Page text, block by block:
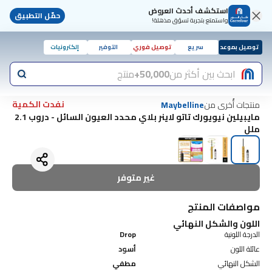
استكشف أحدث العروض
واستمتع بتجربة تسوّق مذهلة! حمّل التطبيق
توصيل بموعد سريع توصيل فوري التوفير إلكترونيات
ابحث بين أكثر من50,000+ منتج
منتجات أُخرى منMaybelline
نفدت الكمية
مايبيلين نيويورك تاتو لاينر بلاي محدد العيون السائل - دروب 2.1
ملل
غير متوفر
مواصفات المنتج
اللون والشكل النهائي
الدرجة اللونية
Drop
عائلة اللون
أسود
الشكل النهائي
مطفي